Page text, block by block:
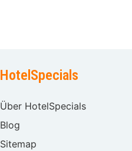
HotelSpecials
Über HotelSpecials
Blog
Sitemap